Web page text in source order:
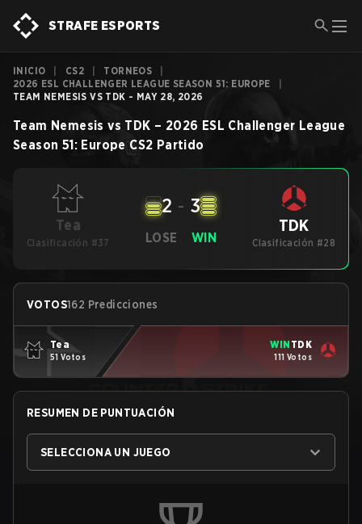
STRAFE ESPORTS
INICIO CS2 TORNEOS
2026 ESL CHALLENGER LEAGUE SEASON 51: EUROPE
TEAM NEMESIS VS TDK - MAY 28, 2026
Team Nemesis vs TDK – 2026 ESL Challenger League
Season 51: Europe CS2 Partido
Tea
Clasificación #37 LOSE
2 - 3
WIN
TDK
Clasificación #28
VOTOS162 Predicciones
Tea
51 Votos
WIN TDK
111 Votos
RESUMEN DE PUNTUACIÓN
SELECCIONA UN JUEGO